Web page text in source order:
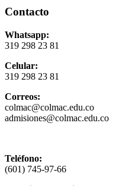
Contacto
Whatsapp:
319 298 23 81
Celular:
319 298 23 81
Correos:
colmac@colmac.edu.co
admisiones@colmac.edu.co
Teléfono:
(601) 745-97-66